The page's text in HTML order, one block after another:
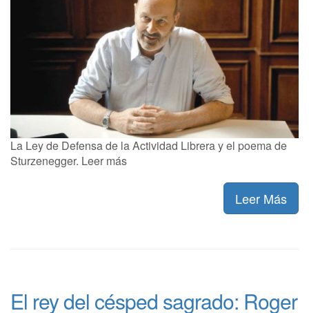
La Ley de Defensa de la Actividad Librera y el poema de
Sturzenegger. Leer más
Leer Más
El rey del césped sagrado: Roger